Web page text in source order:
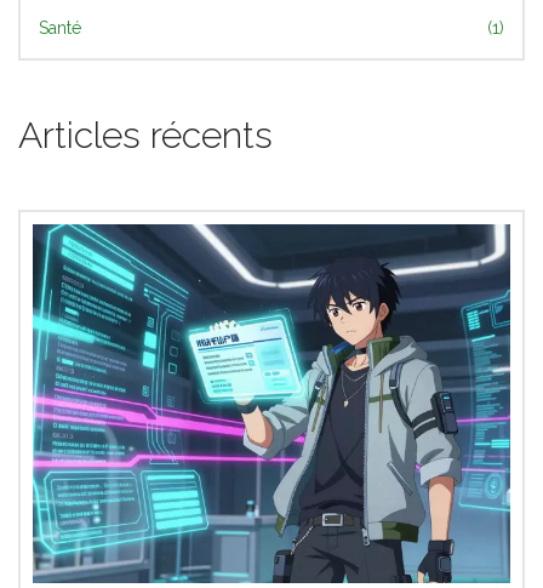
Santé (1)
Articles récents